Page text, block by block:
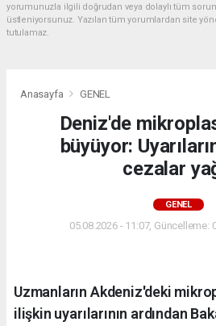
yorumunuzla ilgili doğrudan veya dolaylı tüm
üstleniyorsunuz. Yazılan tüm yorumlardan site
tutulamaz.
Anasayfa GENEL
Deniz'de
büyüyor:
cezalar
GENEL
05.08.2026 - 11:07, Güncelleme:
Uzmanların Akdeniz'deki
ilişkin uyarılarının ardından